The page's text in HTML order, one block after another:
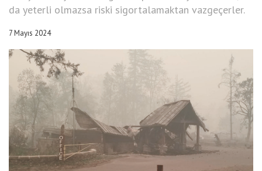
da yeterli olmazsa riski sigortalamaktan vazgeçerler.
7 Mayıs 2024